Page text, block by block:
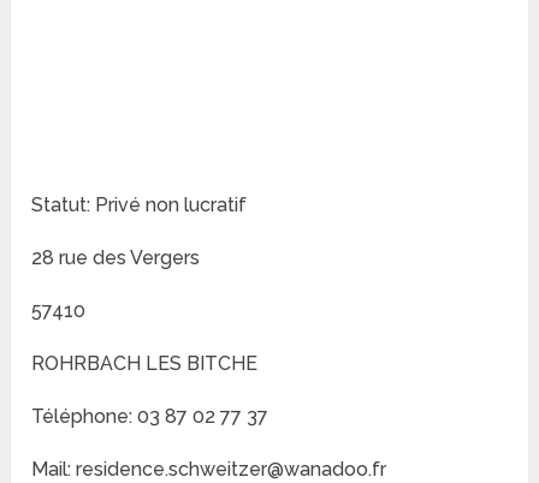
Statut: Privé non lucratif
28 rue des Vergers
57410
ROHRBACH LES BITCHE
Téléphone: 03 87 02 77 37
Mail: residence.schweitzer@wanadoo.fr